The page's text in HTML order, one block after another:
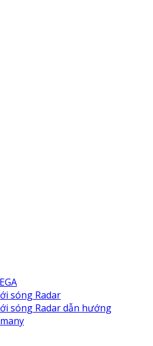
sóng Radar
sóng Radar dẫn hướng